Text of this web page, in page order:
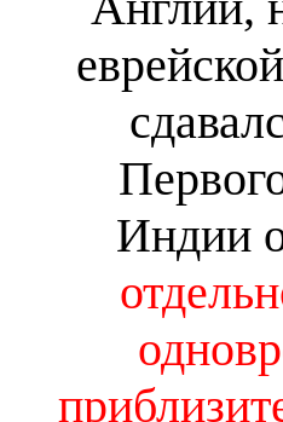
Индии